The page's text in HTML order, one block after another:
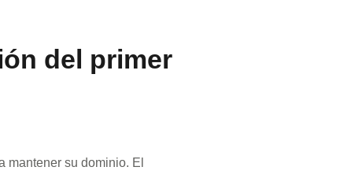
del primer
mantener su dominio. El